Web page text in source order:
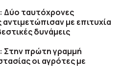
Δύο ταυτόχρονες
αντιμετώπισαν με επιτυχία
δυνάμεις
Στην πρώτη γραμμή
οι αγρότες με